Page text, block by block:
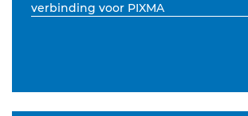
verbinding voor PIXMA